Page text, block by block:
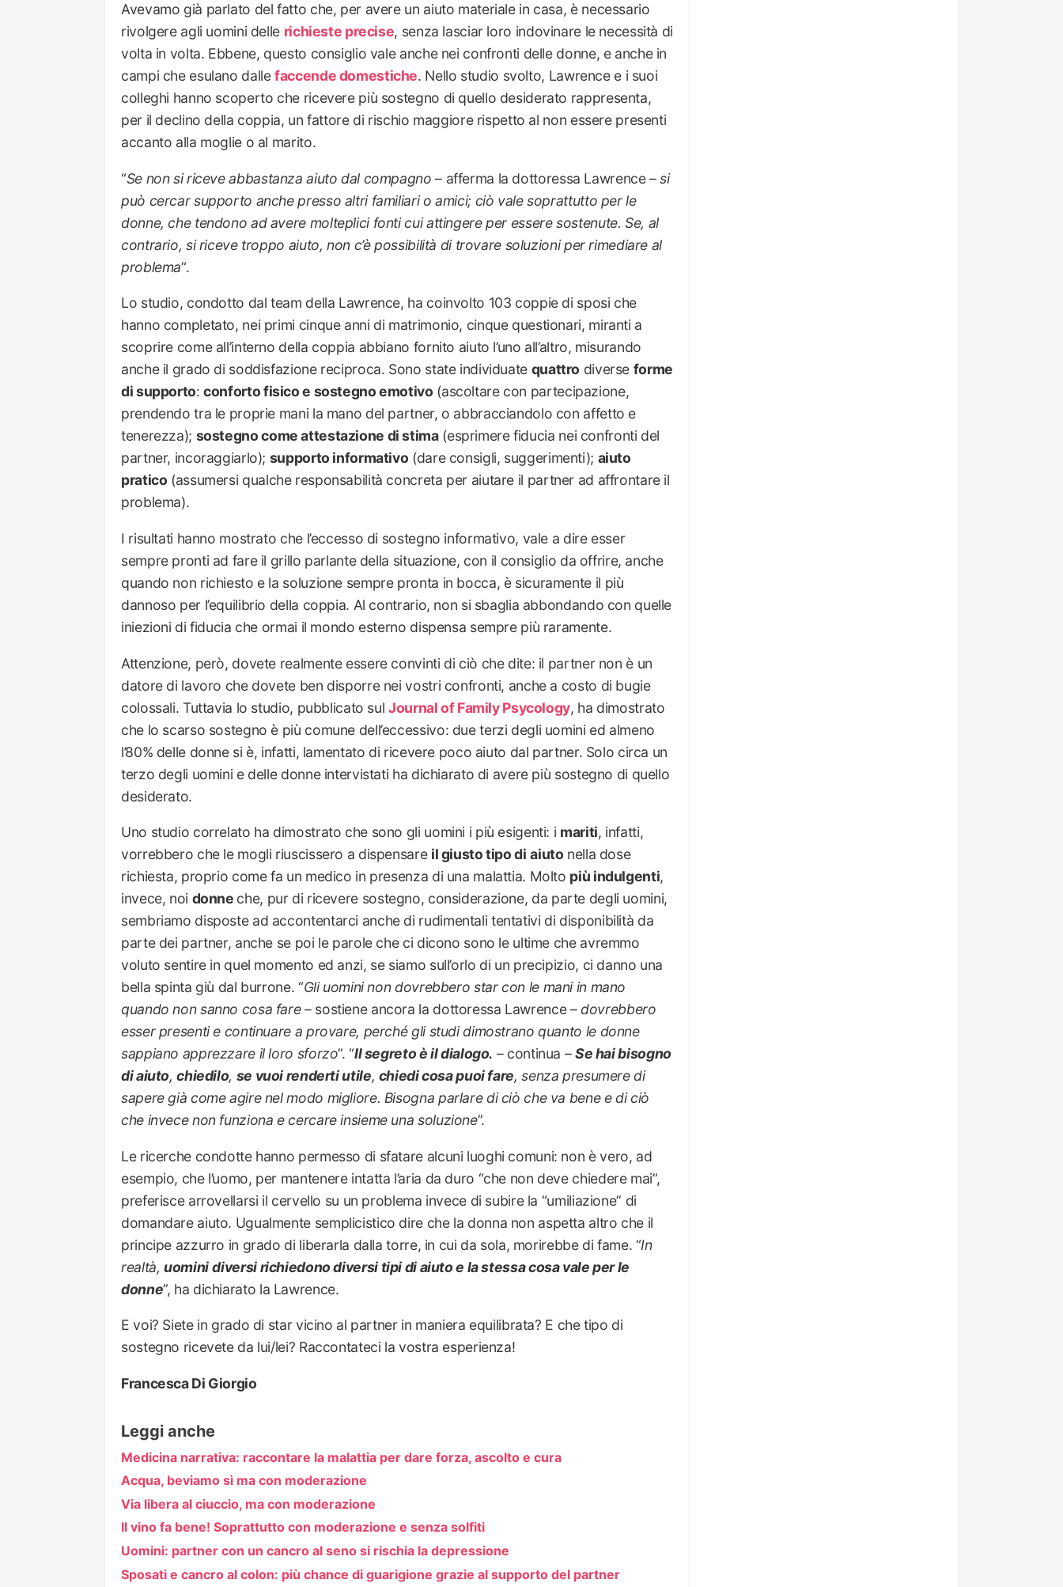
Avevamo già parlato del fatto che, per avere un aiuto materiale in casa, è necessario
rivolgere agli uomini delle richieste precise, senza lasciar loro indovinare le necessità di
volta in volta. Ebbene, questo consiglio vale anche nei confronti delle donne, e anche in
campi che esulano dallefaccende domestiche. Nello studio svolto, Lawrence e i suoi
colleghi hanno scoperto che ricevere più sostegno di quello desiderato rappresenta,
per il declino della coppia, un fattore di rischio maggiore rispetto al non essere presenti
accanto alla moglie o al marito.
“Se non si riceve abbastanza aiuto dal compagno – afferma la dottoressa Lawrence –si
può cercar supporto anche presso altri familiari o amici; ciò vale soprattutto per le
donne, che tendono ad avere molteplici fonti cui attingere per essere sostenute. Se, al
contrario, si riceve troppo aiuto, non c’è possibilità di trovare soluzioni per rimediare al
problema“.
Lo studio, condotto dal team della Lawrence, ha coinvolto 103 coppie di sposi che
hanno completato, nei primi cinque anni di matrimonio, cinque questionari, miranti a
scoprire come all’interno della coppia abbiano fornito aiuto l’uno all’altro, misurando
anche il grado di soddisfazione reciproca. Sono state individuate quattro diverse forme
di supporto:conforto fisico e sostegno emotivo (ascoltare con partecipazione,
prendendo tra le proprie mani la mano del partner, o abbracciandolo con affetto e
tenerezza); sostegno come attestazione di stima(esprimere fiducia nei confronti del
partner, incoraggiarlo); supporto informativo (dare consigli, suggerimenti); aiuto
pratico (assumersi qualche responsabilità concreta per aiutare il partner ad affrontare il
problema).
I risultati hanno mostrato che l’eccesso di sostegno informativo, vale a dire esser
sempre pronti ad fare il grillo parlante della situazione, con il consiglio da offrire, anche
quando non richiesto e la soluzione sempre pronta in bocca, è sicuramente il più
dannoso per l’equilibrio della coppia. Al contrario, non si sbaglia abbondando con quelle
iniezioni di fiducia che ormai il mondo esterno dispensa sempre più raramente.
Attenzione, però, dovete realmente essere convinti di ciò che dite: il partner non è un
datore di lavoro che dovete ben disporre nei vostri confronti, anche a costo di bugie
colossali. Tuttavia lo studio, pubblicato sul Journal of Family Psycology, ha dimostrato
che lo scarso sostegno è più comune dell’eccessivo: due terzi degli uomini ed almeno
l’80% delle donne si è, infatti, lamentato di ricevere poco aiuto dal partner. Solo circa un
terzo degli uomini e delle donne intervistati ha dichiarato di avere più sostegno di quello
desiderato.
Uno studio correlato ha dimostrato che sono gli uomini i più esigenti: i mariti, infatti,
vorrebbero che le mogli riuscissero a dispensare il giusto tipo di aiuto nella dose
richiesta, proprio come fa un medico in presenza di una malattia. Molto più indulgenti,
invece, noi donne che, pur di ricevere sostegno, considerazione, da parte degli uomini,
sembriamo disposte ad accontentarci anche di rudimentali tentativi di disponibilità da
parte dei partner, anche se poi le parole che ci dicono sono le ultime che avremmo
voluto sentire in quel momento ed anzi, se siamo sull’orlo di un precipizio, ci danno una
bella spinta giù dal burrone. “Gli uomini non dovrebbero star con le mani in mano
quando non sanno cosa fare– sostiene ancora la dottoressa Lawrence –dovrebbero
esser presenti e continuare a provare, perché gli studi dimostrano quanto le donne
sappiano apprezzare il loro sforzo”. “Il segreto è il dialogo. – continua –Se hai bisogno
di aiuto,chiedilo, se vuoi renderti utile, chiedi cosa puoi fare, senza presumere di
sapere già come agire nel modo migliore. Bisogna parlare di ciò che va bene e di ciò
che invece non funziona e cercare insieme una soluzione”.
Le ricerche condotte hanno permesso di sfatare alcuni luoghi comuni: non è vero, ad
esempio, che l’uomo, per mantenere intatta l’aria da duro “che non deve chiedere mai”,
preferisce arrovellarsi il cervello su un problema invece di subire la “umiliazione” di
domandare aiuto. Ugualmente semplicistico dire che la donna non aspetta altro che il
principe azzurro in grado di liberarla dalla torre, in cui da sola, morirebbe di fame. “In
realtà,uomini diversi richiedono diversi tipi di aiuto e la stessa cosa vale per le
donne”, ha dichiarato la Lawrence.
E voi? Siete in grado di star vicino al partner in maniera equilibrata? E che tipo di
sostegno ricevete da lui/lei? Raccontateci la vostra esperienza!
Francesca Di Giorgio
Leggi anche
Medicina narrativa: raccontare la malattia per dare forza, ascolto e cura
Acqua, beviamo sì ma con moderazione
Via libera al ciuccio, ma con moderazione
Il vino fa bene! Soprattutto con moderazione e senza solfiti
Uomini: partner con un cancro al seno si rischia la depressione
Sposati e cancro al colon: più chance di guarigione grazie al supporto del partner